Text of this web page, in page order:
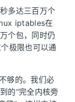
多达三百万个
iptables在
个包，同时仍
极限也可以通
够的。我们必
的“完全内核旁